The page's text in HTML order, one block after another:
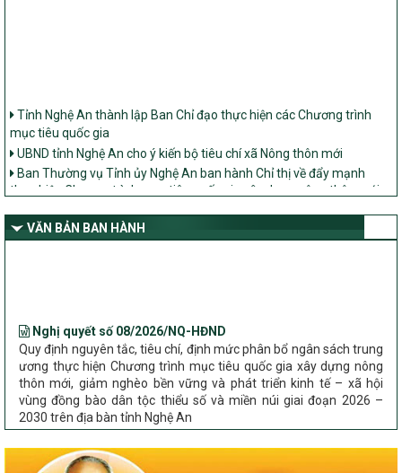
Tỉnh Nghệ An thành lập Ban Chỉ đạo thực hiện các Chương trình
mục tiêu quốc gia
UBND tỉnh Nghệ An cho ý kiến bộ tiêu chí xã Nông thôn mới
Ban Thường vụ Tỉnh ủy Nghệ An ban hành Chỉ thị về đẩy mạnh
thực hiện Chương trình mục tiêu quốc gia xây dựng nông thôn mới,
giảm nghèo bền vững và phát triển kinh tế – xã hội vùng đồng bào
dân tộc thiểu số và miền núi giai đoạn 2026 – 2030 trên địa bàn tỉnh
Nghệ An
VĂN BẢN BAN HÀNH
Quy định nguyên tắc, tiêu chí, định mức phân bổ ngân sách trung
ương thực hiện Chương trình mục tiêu quốc gia xây dựng nông
thôn mới, giảm nghèo bền vững và phát triển kinh tế – xã hội
vùng đồng bào dân tộc thiểu số và miền núi giai đoạn 2026 –
2030 trên địa bàn tỉnh Nghệ An
Chỉ Thị số 22-CT/TU
về đẩy mạnh thực hiện Chương trình mục tiêu quốc gia xây dựng
nông thôn mới, giảm nghèo bền vững và phát triển kinh tế – xã